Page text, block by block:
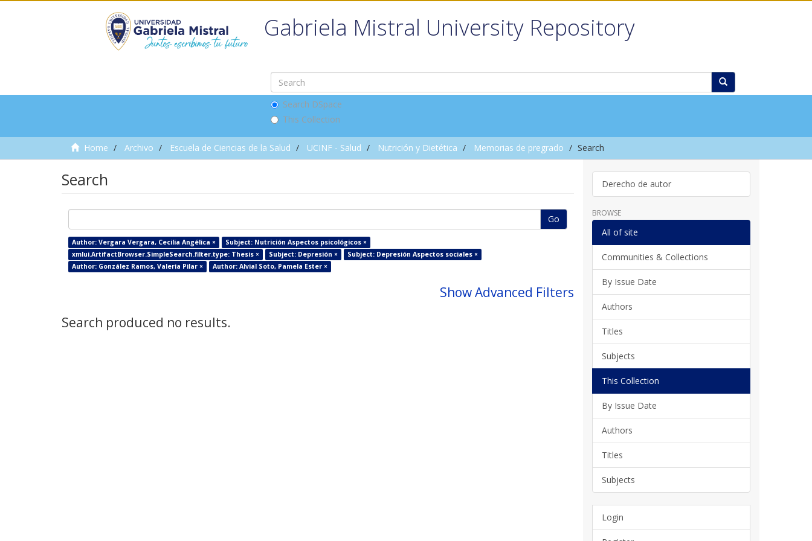
Gabriela Mistral University Repository
Search DSpace
This Collection
Home Archivo Escuela de Ciencias de la Salud UCINF - Salud Nutrición y Dietética Memorias de pregrado Search
Search
Go
Author: Vergara Vergara, Cecilia Angélica ×
Subject: Nutrición Aspectos psicológicos ×
xmlui.ArtifactBrowser.SimpleSearch.filter.type: Thesis ×
Subject: Depresión ×
Subject: Depresión Aspectos sociales ×
Author: González Ramos, Valeria Pilar ×
Author: Alvial Soto, Pamela Ester ×
Show Advanced Filters
Search produced no results.
Derecho de autor
BROWSE
All of site
Communities & Collections
By Issue Date
Authors
Titles
Subjects
This Collection
By Issue Date
Authors
Titles
Subjects
Login